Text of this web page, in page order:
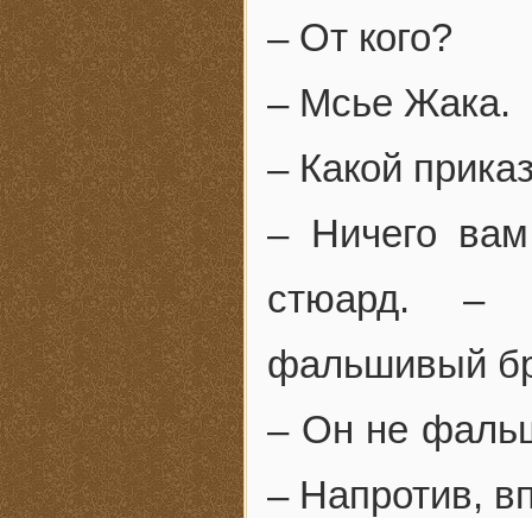
– От кого?
– Мсье Жака.
– Какой
– Ничего
стюард. –
фальшивый
– Он не
– Напротив,